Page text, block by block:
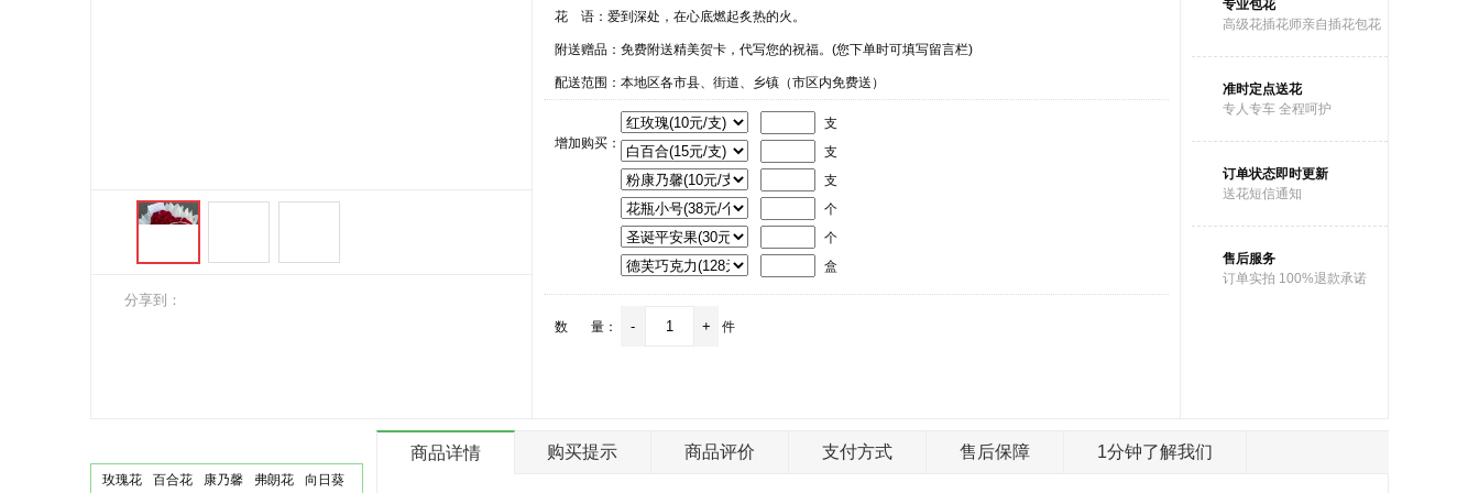
分享到：
花 语： 爱到深处，在心底燃起炙热的火。
附送赠品：免费附送精美贺卡，代写您的祝福。(您下单时可填写留言栏)
配送范围：本地区各市县、街道、乡镇（市区内免费送）
增加购买：
支
支
支
个
个
盒
数 量： 件
专业包花
高级花插花师亲自插花包花
准时定点送花
专人专车 全程呵护
订单状态即时更新
送花短信通知
售后服务
订单实拍 100%退款承诺
玫瑰花 百合花 康乃馨 弗朗花 向日葵
商品详情 购买提示 商品评价 支付方式 售后保障 1分钟了解我们